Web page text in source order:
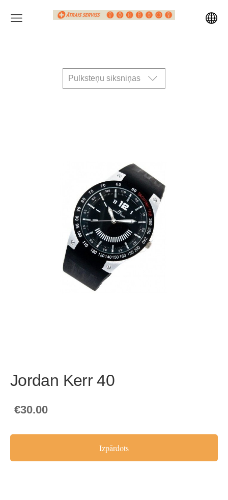
Pulksteņu siksniņas
Jordan Kerr 40
€30.00
Izpārdots